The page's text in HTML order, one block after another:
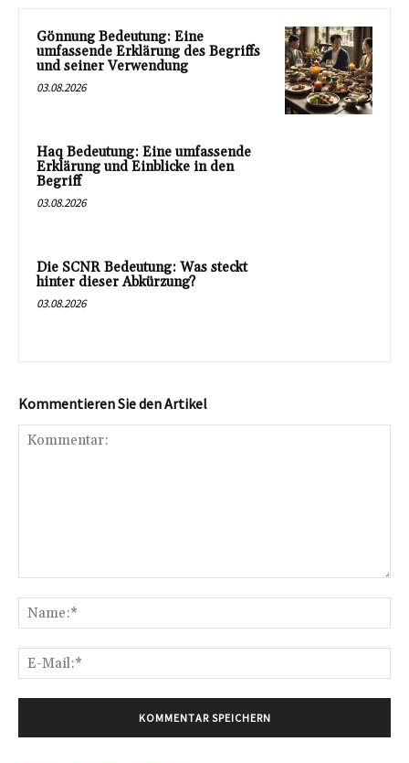
Gönnung Bedeutung: Eine
umfassende Erklärung des Begriffs
und seiner Verwendung
03.08.2026
Haq Bedeutung: Eine umfassende
Erklärung und Einblicke in den
Begriff
03.08.2026
Die SCNR Bedeutung: Was steckt
hinter dieser Abkürzung?
03.08.2026
Kommentieren Sie den Artikel